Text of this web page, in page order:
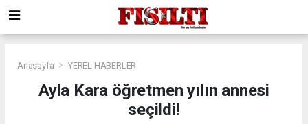
Anasayfa YEREL HABERLER
Ayla Kara öğretmen yılın annesi
seçildi!